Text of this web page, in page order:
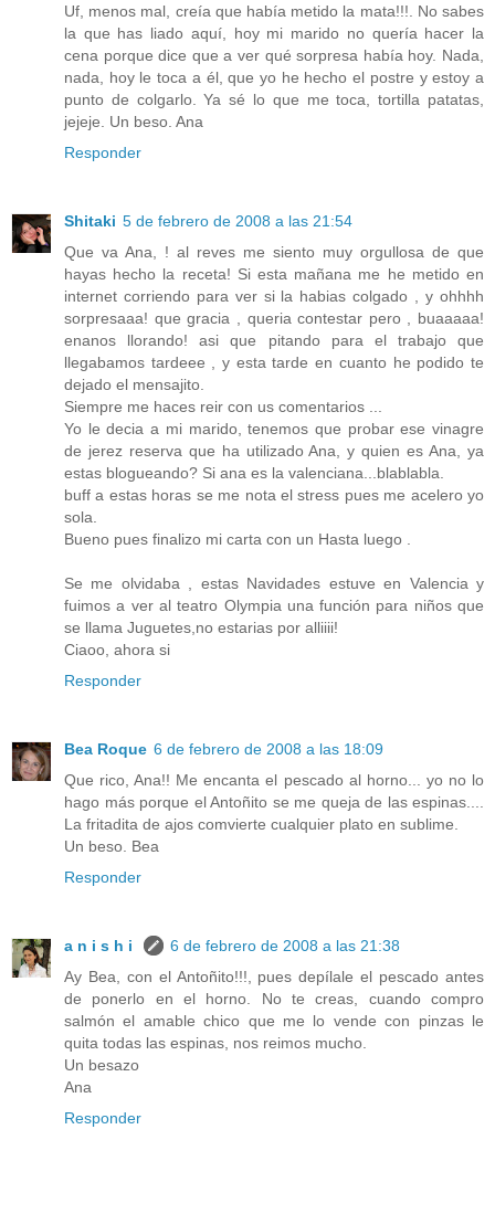
Uf, menos mal, creía que había metido la mata!!!. No sabes
la que has liado aquí, hoy mi marido no quería hacer la
cena porque dice que a ver qué sorpresa había hoy. Nada,
nada, hoy le toca a él, que yo he hecho el postre y estoy a
punto de colgarlo. Ya sé lo que me toca, tortilla patatas,
jejeje. Un beso. Ana
Responder
Shitaki 5 de febrero de 2008 a las 21:54
Que va Ana, ! al reves me siento muy orgullosa de que
hayas hecho la receta! Si esta mañana me he metido en
internet corriendo para ver si la habias colgado , y ohhhh
sorpresaaa! que gracia , queria contestar pero , buaaaaa!
enanos llorando! asi que pitando para el trabajo que
llegabamos tardeee , y esta tarde en cuanto he podido te
dejado el mensajito.
Siempre me haces reir con us comentarios ...
Yo le decia a mi marido, tenemos que probar ese vinagre
de jerez reserva que ha utilizado Ana, y quien es Ana, ya
estas blogueando? Si ana es la valenciana...blablabla.
buff a estas horas se me nota el stress pues me acelero yo
sola.
Bueno pues finalizo mi carta con un Hasta luego .
Se me olvidaba , estas Navidades estuve en Valencia y
fuimos a ver al teatro Olympia una función para niños que
se llama Juguetes,no estarias por alliiii!
Ciaoo, ahora si
Responder
Bea Roque 6 de febrero de 2008 a las 18:09
Que rico, Ana!! Me encanta el pescado al horno... yo no lo
hago más porque el Antoñito se me queja de las espinas....
La fritadita de ajos comvierte cualquier plato en sublime.
Un beso. Bea
Responder
a n i s h i
6 de febrero de 2008 a las 21:38
Ay Bea, con el Antoñito!!!, pues depílale el pescado antes
de ponerlo en el horno. No te creas, cuando compro
salmón el amable chico que me lo vende con pinzas le
quita todas las espinas, nos reimos mucho.
Un besazo
Ana
Responder